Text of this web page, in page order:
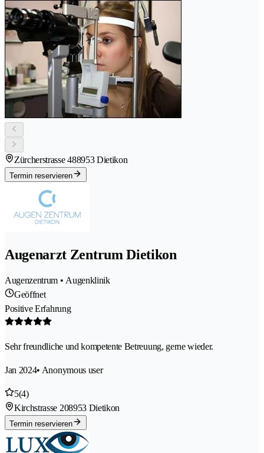
Zürcherstrasse 488953 Dietikon
Termin reservieren
Augenarzt Zentrum Dietikon
Augenzentrum • Augenklinik
Geöffnet
Positive Erfahrung
Sehr freundliche und kompetente Betreuung, gerne wieder.
Jan 2024• Anonymous user
5(4)
Kirchstrasse 208953 Dietikon
Termin reservieren